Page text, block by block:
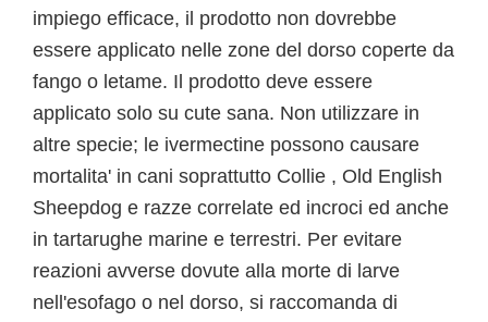
impiego efficace, il prodotto non dovrebbe
essere applicato nelle zone del dorso coperte da
fango o letame. Il prodotto deve essere
applicato solo su cute sana. Non utilizzare in
altre specie; le ivermectine possono causare
mortalita' in cani soprattutto Collie , Old English
Sheepdog e razze correlate ed incroci ed anche
in tartarughe marine e terrestri. Per evitare
reazioni avverse dovute alla morte di larve
nell'esofago o nel dorso, si raccomanda di